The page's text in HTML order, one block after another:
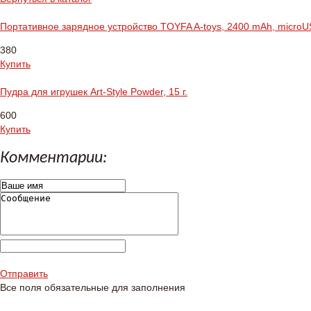
Портативное зарядное устройство TOYFA A-toys, 2400 mAh,
380
Купить
Пудра для игрушек Art-Style Powder, 15 г.
600
Купить
Комментарии:
Отправить
Все поля обязательные для заполнения